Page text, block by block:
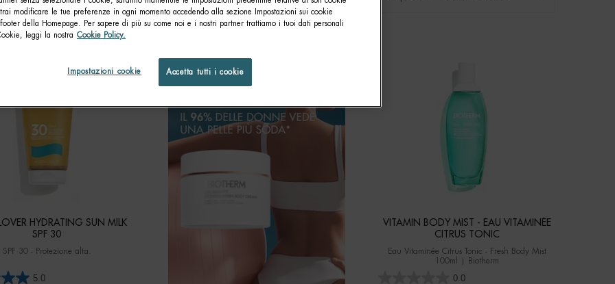
HYDRATING SUN MILK
SPF 30
SPF 30 - Protezione alta.
5.0
VITAMIN BODY MIST - EAU VITAMINÉE
CITRUS TONIC
Eau Vitaminée Citrus Tonic - Fresh Body Mist
100ml | Biotherm
0.0
modificare le tue preferenze in ogni momento accedendo alla sezione Impostazioni sui cookie
della Homepage. Per sapere di più su come noi e i nostri partner trattiamo i tuoi dati personali
leggi la nostra Cookie Policy.
Impostazioni cookie Accetta tutti i cookie